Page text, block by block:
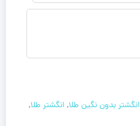
انگشتر بدون نگین طلا, انگشتر طلا,